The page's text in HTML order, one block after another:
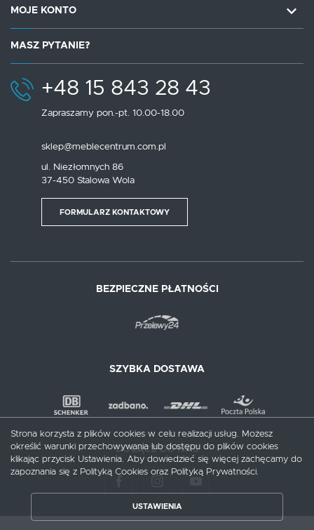
MOJE KONTO
MASZ PYTANIE?
+48 15 843 28 43
Zapraszamy pon.-pt. 10.00-18.00
sklep@meblecentrum.com.pl
ul. Niezłomnych 86
37-450 Stalowa Wola
FORMULARZ KONTAKTOWY
BEZPIECZNE PŁATNOŚCI
SZYBKA DOSTAWA
DOŁĄCZ DO NAS
Strona korzysta z plików cookies w celu realizacji usług. Możesz
określić warunki przechowywania lub dostępu do plików cookies
klikając przycisk Ustawienia. Aby dowiedzieć się więcej zachęcamy do
zapoznania się z Polityką Cookies oraz Polityką Prywatności.
USTAWIENIA
ZAPISZ WYBRANE